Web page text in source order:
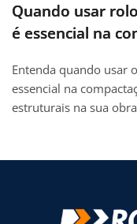
Quando usar
é essencial na
Entenda quando usar
essencial na
estruturais na sua